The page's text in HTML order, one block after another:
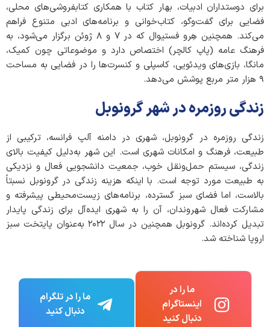
برای دوستداران ادبیات، بهار کتاب با همکاری کتابفروشی‌های محلی،
فضایی برای گفت‌وگو، کتاب‌خوانی و برنامه‌های ادبی متنوع فراهم
می‌کند. همچنین هِرو فستیوال که در ۷ و ۸ ژوئن برگزار می‌شود، به
فرهنگ عامه (پاپ کالچر) اختصاص دارد و موضوعاتی چون کمیک،
مانگا، بازی‌های ویدئویی، کاسپلی و کنسرت‌ها را در فضایی به مساحت
۹ هزار متر مربع پوشش می‌دهد.
زندگی روزمره در شهر گرونوبل
زندگی روزمره در گرونوبل، شهری در دامنه آلپ فرانسه، ترکیبی از
طبیعت، فرهنگ و امکانات شهری است. این شهر به‌دلیل کیفیت بالای
زندگی، سیستم حمل‌ونقل خوب، جمعیت دانشجویی فعال و نزدیکی
به طبیعت مورد توجه است. با اینکه هزینه زندگی در گرونوبل نسبتاً
بالاست، اما فضای سبز گسترده، برنامه‌های زیست‌محیطی پیشرفته و
مشارکت فعال شهروندان، آن را به شهری ایده‌آل برای زندگی پایدار
تبدیل کرده‌اند. گرونوبل همچنین در سال ۲۰۲۲ به‌عنوان پایتخت سبز
اروپا شناخته شد.
ما را در
اینستاگرام
دنبال کنید
ما را در تلگرام
دنبال کنید